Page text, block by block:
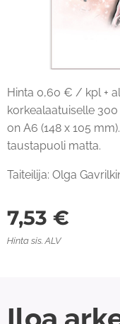
Hinta 0,60 € / kpl +
korkealaatuiselle
on A6 (148 x 105
taustapuoli matta.
Taiteilija: Olga
7,53 €
Hinta sis. ALV